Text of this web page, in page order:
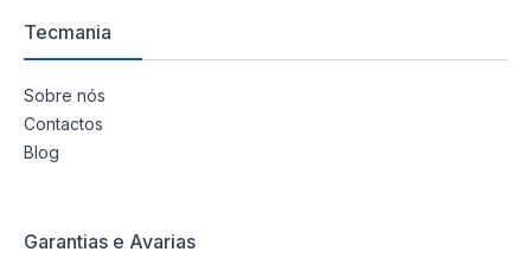
Tecmania
Sobre nós
Contactos
Blog
Garantias e Avarias